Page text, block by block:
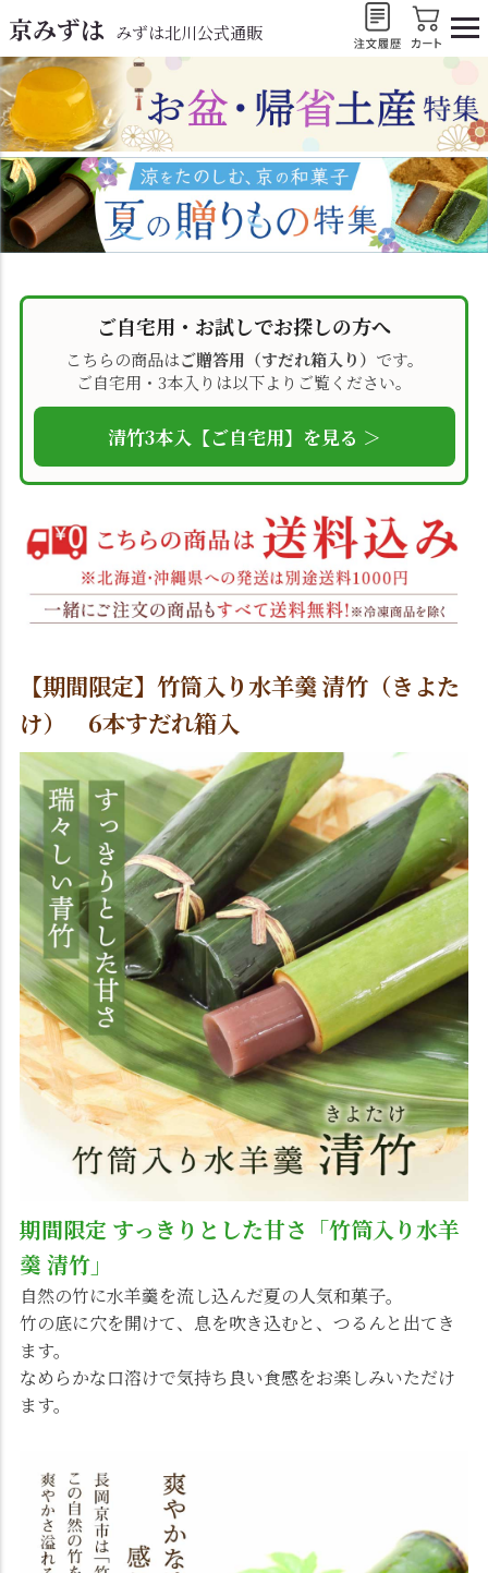
京みずは みずは北川公式通販
ご自宅用・お試しでお探しの方へ
こちらの商品はご贈答用（すだれ箱入り） です。
ご自宅用・3本入りは以下よりご覧ください。
清竹3本入【ご自宅用】を見る ＞
【期間限定】竹筒入り水羊羹 清竹（きよた
け） 6本すだれ箱入
期間限定 すっきりとした甘さ「竹筒入り水羊
羹 清竹」
自然の竹に水羊羹を流し込んだ夏の人気和菓子。
竹の底に穴を開けて、息を吹き込むと、つるんと出てき
ます。
なめらかな口溶けで気持ち良い食感をお楽しみいただけ
ます。